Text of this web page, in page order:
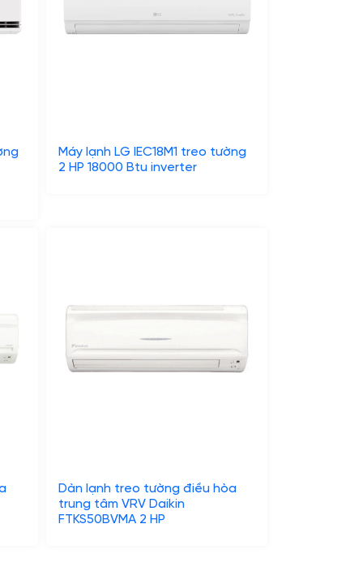
Máy lạnh LG IEC18M1 treo tường
2 HP 18000 Btu inverter
Dàn lạnh treo tường điều hòa
trung tâm VRV Daikin
FTKS50BVMA 2 HP